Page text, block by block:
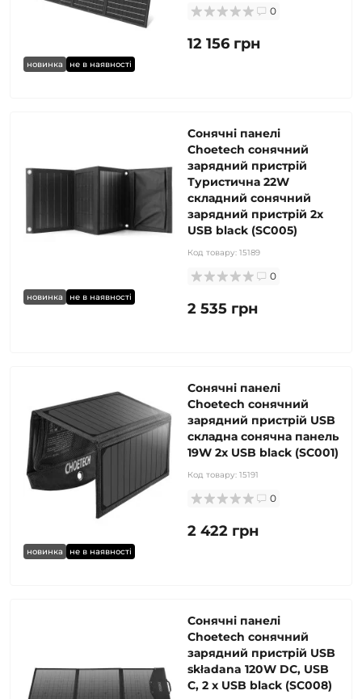
новинка не в наявності
0
12 156 грн
новинка не в наявності
Сонячні панелі
Choetech сонячний
зарядний пристрій
Туристична 22W
складний сонячний
зарядний пристрій 2x
USB black (SC005)
Код товару: 15189
0
2 535 грн
новинка не в наявності
Сонячні панелі
Choetech сонячний
зарядний пристрій USB
складна сонячна панель
19W 2x USB black (SC001)
Код товару: 15191
0
2 422 грн
Сонячні панелі
Choetech сонячний
зарядний пристрій USB
składana 120W DC, USB
C, 2 x USB black (SC008)